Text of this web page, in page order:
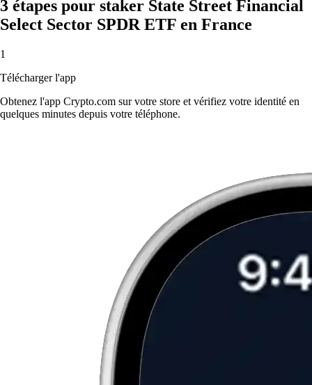
3 étapes pour staker State Street Financial
Select Sector SPDR ETF en France
1
Télécharger l'app
Obtenez l'app Crypto.com sur votre store et vérifiez votre identité en
quelques minutes depuis votre téléphone.